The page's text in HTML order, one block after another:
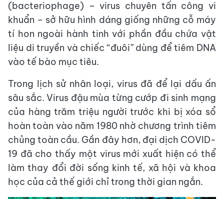
(bacteriophage) – virus chuyên tấn công vi
khuẩn – sở hữu hình dáng giống những cỗ máy
tí hon ngoài hành tinh với phần đầu chứa vật
liệu di truyền và chiếc “đuôi” dùng để tiêm DNA
vào tế bào mục tiêu.
Trong lịch sử nhân loại, virus đã để lại dấu ấn
sâu sắc. Virus đậu mùa từng cướp đi sinh mạng
của hàng trăm triệu người trước khi bị xóa sổ
hoàn toàn vào năm 1980 nhờ chương trình tiêm
chủng toàn cầu. Gần đây hơn, đại dịch COVID-
19 đã cho thấy một virus mới xuất hiện có thể
làm thay đổi đời sống kinh tế, xã hội và khoa
học của cả thế giới chỉ trong thời gian ngắn.